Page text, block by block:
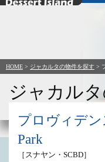
デザートアイランド
HOME > ジャカルタの物件を探す >
ジャカル
プロヴィデン
Park
［スナヤン・SCBD］